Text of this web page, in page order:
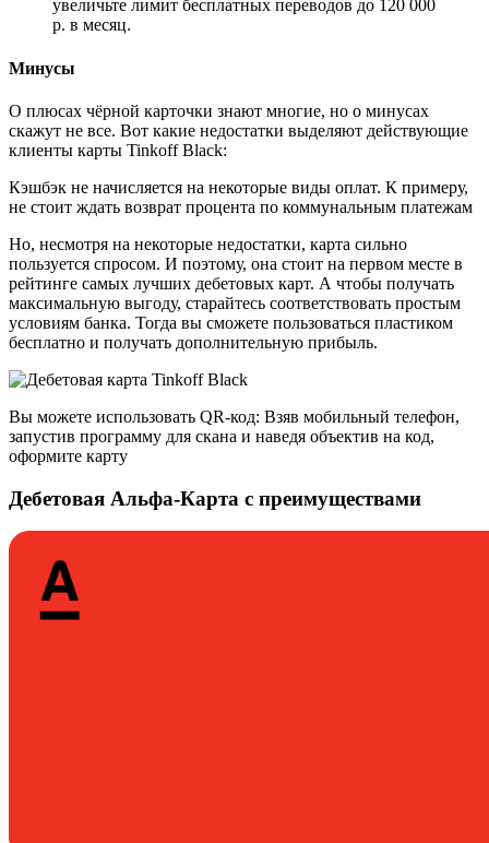
увеличьте лимит бесплатных переводов до 120 000
р. в месяц.
Минусы
О плюсах чёрной карточки знают многие, но о минусах
скажут не все. Вот какие недостатки выделяют действующие
клиенты карты Tinkoff Black:
Кэшбэк не начисляется на некоторые виды оплат. К примеру,
не стоит ждать возврат процента по коммунальным платежам
Но, несмотря на некоторые недостатки, карта сильно
пользуется спросом. И поэтому, она стоит на первом месте в
рейтинге самых лучших дебетовых карт. А чтобы получать
максимальную выгоду, старайтесь соответствовать простым
условиям банка. Тогда вы сможете пользоваться пластиком
бесплатно и получать дополнительную прибыль.
Вы можете использовать QR-код: Взяв мобильный телефон,
запустив программу для скана и наведя объектив на код,
оформите карту
Дебетовая Альфа-Карта с преимуществами